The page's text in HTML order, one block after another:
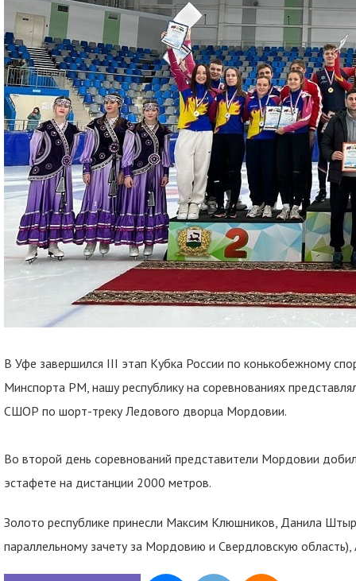
В Уфе завершился III этап Кубка России по конькобежному
Минспорта РМ, нашу республику на соревнованиях
СШОР по шорт-треку Ледового дворца Мордовии.
Во второй день соревнований представители Мордовии
эстафете на дистанции 2000 метров.
Золото республике принесли Максим Клюшников, Данила
параллельному зачету за Мордовию и Свердловскую область),